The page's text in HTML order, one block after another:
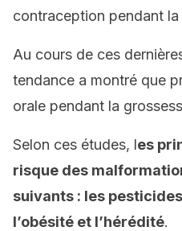
contraception pendant la
Au cours de ces
tendance a montré que
orale pendant la
Selon ces études, les
risque des
suivants : les
l’obésité et l’hérédité.